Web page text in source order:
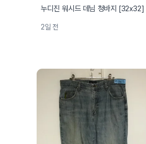
누디진 워시드 데님 청바지 [32x32]
2일 전